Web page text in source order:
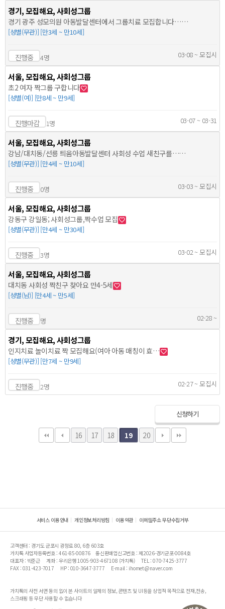
경기, 모집해요, 사회성그룹
경기 광주 성모의원 아동발달센터에서 그룹치료 모집합니다…
[성별(무관)] [만3세 ~ 만10세]
진행중 4명 03-08 ~ 모집시
서울, 모집해요, 사회성그룹
초2 여자 짝그룹 구합니다
[성별(여)] [만8세 ~ 만9세]
진행마감 1명 03-07 ~ 03-31
서울, 모집해요, 사회성그룹
강남/대치동/선릉 틔움아동발달센터 사회성 수업 새친구를…
[성별(무관)] [만4세 ~ 만10세]
진행중 0명 03-03 ~ 모집시
서울, 모집해요, 사회성그룹
강동구 강일동; 사회성그룹,짝수업 모집
[성별(무관)] [만4세 ~ 만30세]
진행중 3명 03-02 ~ 모집시
서울, 모집해요, 사회성그룹
대치동 사회성 짝친구 찾아요 만4-5세
[성별(남)] [만4세 ~ 만5세]
진행중 명 02-28 ~
경기, 모집해요, 사회성그룹
인지치료 놀이치료 짝 모집해요(여아 아동 매칭이 효…
[성별(무관)] [만7세 ~ 만9세]
진행중 2명 02-27 ~ 모집시
신청하기
16 17 18 19 20
서비스 이용안내 개인정보처리방침 이용약관 이메일주소 무단수집거부
고객센터 : 경기도 군포시 광정로 80, 6층 603호
가치톡 사업자등록번호 : 461-85-00876
통신판매업신고번호 : 제2026-경기군포-0084호
대표자 : 박준근
계좌 : 우리은행 1005-903-467108 (가치톡)
TEL : 070-7425-3777
FAX : 031-423-7017
HP : 010-3647-3777 E-mail : ihomet@naver.com
가치톡의 사전 서면 동의 없이 본 사이트의 일체의 정보, 콘텐츠 및 UI등을 상업적 목적으로 전재,전송,
스크래핑 등 무단 사용할 수 없습니다